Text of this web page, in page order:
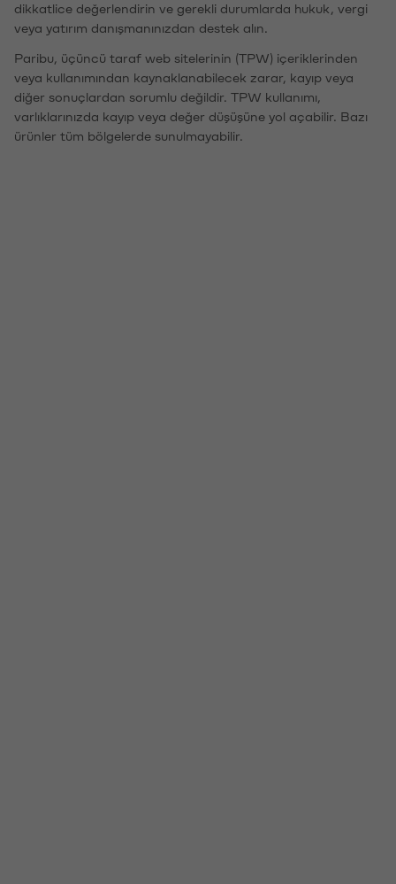
dikkatlice değerlendirin ve gerekli durumlarda hukuk, vergi
veya yatırım danışmanınızdan destek alın.
Paribu, üçüncü taraf web sitelerinin (TPW) içeriklerinden
veya kullanımından kaynaklanabilecek zarar, kayıp veya
diğer sonuçlardan sorumlu değildir. TPW kullanımı,
varlıklarınızda kayıp veya değer düşüşüne yol açabilir. Bazı
ürünler tüm bölgelerde sunulmayabilir.